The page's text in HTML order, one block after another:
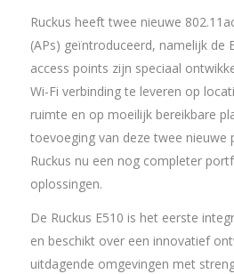
Ruckus heeft twee nieuwe
(APs) geïntroduceerd, namelijk de
access points zijn speciaal
Wi-Fi verbinding te leveren op
ruimte en op moeilijk bereikbare
toevoeging van deze twee nieuwe
Ruckus nu een nog completer
oplossingen.
De Ruckus E510 is het eerste
en beschikt over een innovatief
uitdagende omgevingen met